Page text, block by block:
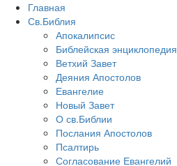
Главная
Св.Библия
Апокалипсис
Библейская энциклопедия
Ветхий Завет
Деяния Апостолов
Евангелие
Новый Завет
О св.Библии
Послания Апостолов
Псалтирь
Согласование Евангелий